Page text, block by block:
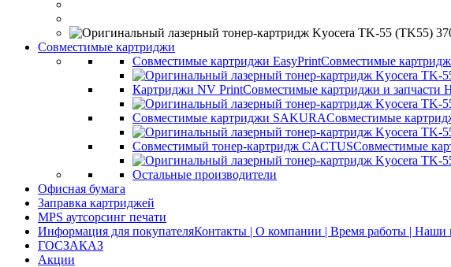
Совместимые картриджи
Совместимые картриджи EasyPrintСовместимые
Картриджи NV PrintСовместимые картриджи и запчасти
Совместимые картриджи SAKURAСовместимые
Совместимый тонер-картридж CACTUSСовместимые
Остальные производители
Офисная бумага
Заправка картриджей
MPS аутсорсинг печати
Информация для покупателяКонтакты | О компании | Время работы | Наши
ГОСЗАКАЗ
Акции